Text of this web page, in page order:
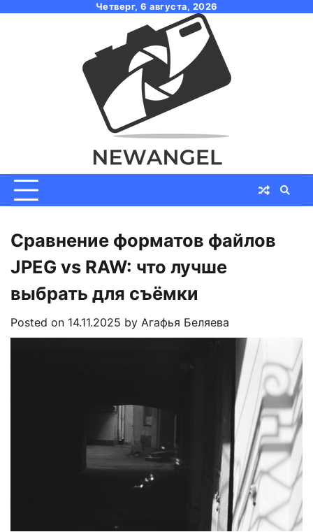
Четверг, 6 августа, 2026
Сравнение форматов файлов
JPEG vs RAW: что лучше
выбрать для съёмки
Posted on 14.11.2025 by Агафья Беляева